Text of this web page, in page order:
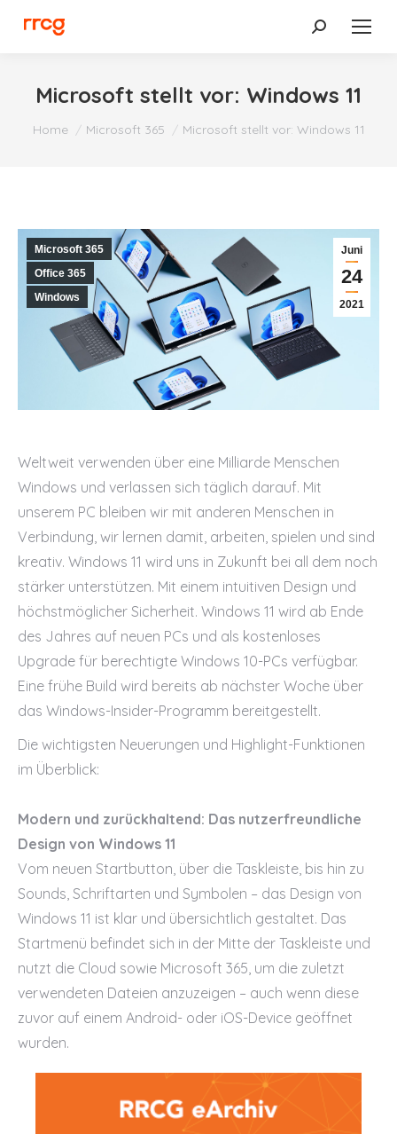
Search:
Microsoft stellt vor: Windows 11
You are here:
Home Microsoft 365 Microsoft stellt vor: Windows 11
Juni
24
2021
Microsoft 365
Office 365
Windows
Weltweit verwenden über eine Milliarde Menschen
Windows und verlassen sich täglich darauf. Mit
unserem PC bleiben wir mit anderen Menschen in
Verbindung, wir lernen damit, arbeiten, spielen und sind
kreativ. Windows 11 wird uns in Zukunft bei all dem noch
stärker unterstützen. Mit einem intuitiven Design und
höchstmöglicher Sicherheit. Windows 11 wird ab Ende
des Jahres auf neuen PCs und als kostenloses
Upgrade für berechtigte Windows 10-PCs verfügbar.
Eine frühe Build wird bereits ab nächster Woche über
das Windows-Insider-Programm bereitgestellt.
Die wichtigsten Neuerungen und Highlight-Funktionen
im Überblick:
Modern und zurückhaltend: Das nutzerfreundliche
Design von Windows 11
Vom neuen Startbutton, über die Taskleiste, bis hin zu
Sounds, Schriftarten und Symbolen – das Design von
Windows 11 ist klar und übersichtlich gestaltet. Das
Startmenü befindet sich in der Mitte der Taskleiste und
nutzt die Cloud sowie Microsoft 365, um die zuletzt
verwendeten Dateien anzuzeigen – auch wenn diese
zuvor auf einem Android- oder iOS-Device geöffnet
wurden.